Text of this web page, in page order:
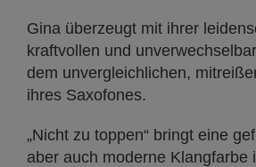
Gina überzeugt mit ihrer
kraftvollen und
dem unvergleichlichen,
ihres Saxofones.
„Nicht zu toppen“ bringt eine
aber auch moderne Klangfarbe